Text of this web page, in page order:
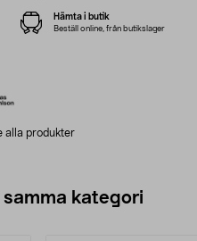
alla produkter
Hämta i butik
Beställ online, från butikslager
kategori